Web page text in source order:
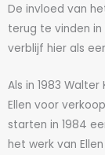
De invloed van
terug te vinden
verblijf hier als
Als in 1983
Ellen voor
starten in 1984
het werk van